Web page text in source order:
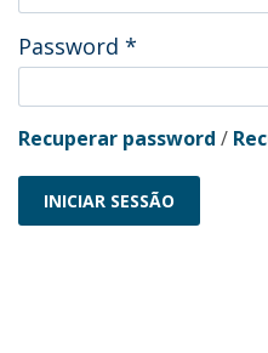
Password *
Recuperar password /
INICIAR SESSÃO